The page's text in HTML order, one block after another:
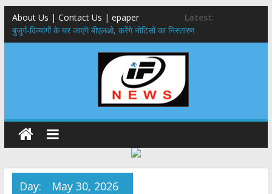
About Us | Contact Us | epaper
Latest:
बुजुर्ग-दिव्यांगों के घर जाएंगे बीएलओ, करेंगे नोटिसों का निस्तारण
24×7 अलर्ट मोड में रहें अधिकारी-मुख्य सचिव मानसून-एसईओसी से मुख्य सचिव ने
की विस्तृत समीक्षा कहा-बंद सड़कों को शीघ्र खोला जाए, लोगों को न हो दिक्कत
459 करोड़ से एचएनबी गढ़वाल विश्वविद्यालय में अनुसंधान संरचना होगी सुदृढ,उच्च
शिक्षा मंत्री धन सिंह रावत ने नवनियुक्त केन्द्रीय शिक्षा मंत्री से की मुलाकात
मुख्यमंत्री से महानिदेशक एनसीसी ने की शिष्टाचार भेंट,उत्तराखण्ड में एनसीसी के
विस्तार एवं आधुनिक आधारभूत संरचना के विकास पर हुई महत्वपूर्ण चर्चा
एमडीडीए बोर्ड बैठक, देहरादून और मसूरी के विकास के लिए 25 बड़े प्रस्तावों को मिली
हरी झंडी
Day: May 30, 2026